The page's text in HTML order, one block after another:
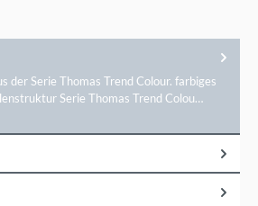
der Serie Thomas Trend Colour. farbiges
Serie Thomas Trend Colou…